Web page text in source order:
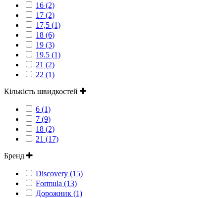
16 (2)
17 (2)
17,5 (1)
18 (6)
19 (3)
19.5 (1)
21 (2)
22 (1)
Кількість швидкостей
6 (1)
7 (9)
18 (2)
21 (17)
Бренд
Discovery (15)
Formula (13)
Дорожник (1)